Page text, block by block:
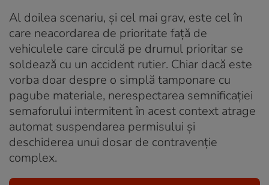
Al doilea scenariu, și cel mai grav, este cel în
care neacordarea de prioritate față de
vehiculele care circulă pe drumul prioritar se
soldează cu un accident rutier. Chiar dacă este
vorba doar despre o simplă tamponare cu
pagube materiale, nerespectarea semnificației
semaforului intermitent în acest context atrage
automat suspendarea permisului și
deschiderea unui dosar de contravenție
complex.